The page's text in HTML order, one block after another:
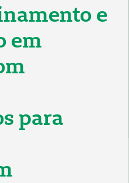
e
em
para